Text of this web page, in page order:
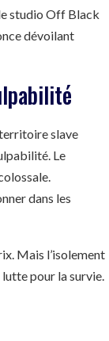
studio Off Black
dévoilant
territoire slave
Le
dans les
Mais l’isolement
pour la survie.